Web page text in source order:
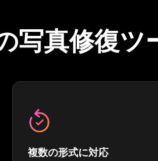
写真修復ツ
複数の形式に対応